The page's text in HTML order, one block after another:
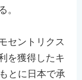
。
セントリクス
を獲得したキ
とに日本で承